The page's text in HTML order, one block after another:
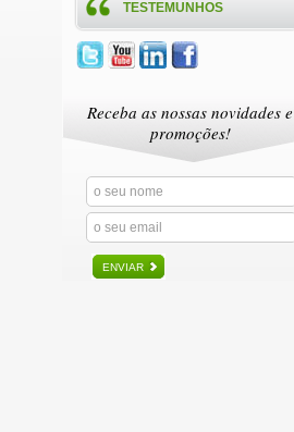
TESTEMUNHOS
Receba as nossas novidades e
promoções!
ENVIAR